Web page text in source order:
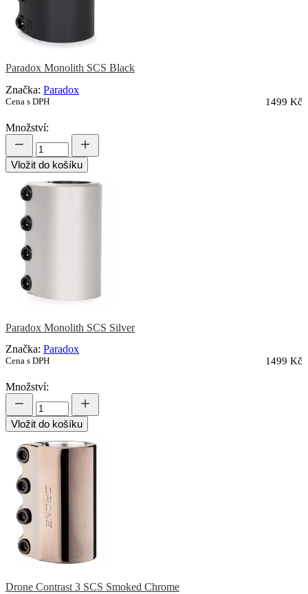
Paradox Monolith SCS Black
Značka: Paradox
Cena s DPH 1499 Kč
Množství:
Vložit do košíku
Paradox Monolith SCS Silver
Značka: Paradox
Cena s DPH 1499 Kč
Množství:
Vložit do košíku
Drone Contrast 3 SCS Smoked Chrome